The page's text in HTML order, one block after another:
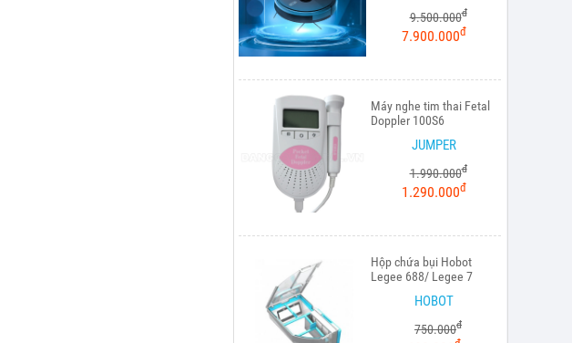
9.500.000đ
7.900.000đ
Máy nghe tim thai Fetal
Doppler 100S6
JUMPER
1.990.000đ
1.290.000đ
Hộp chứa bụi Hobot
Legee 688/ Legee 7
HOBOT
750.000đ